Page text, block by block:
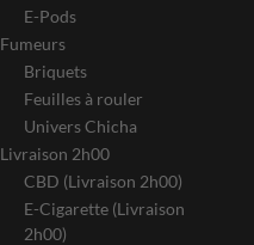
E-Pods
Fumeurs
Briquets
Feuilles à rouler
Univers Chicha
Livraison 2h00
CBD (Livraison 2h00)
E-Cigarette (Livraison
2h00)